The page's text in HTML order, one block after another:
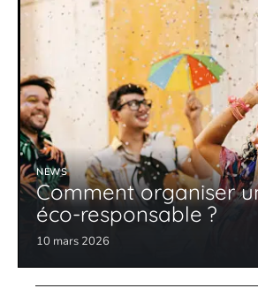
NEWS
Comment organiser
éco-responsable ?
10 mars 2026